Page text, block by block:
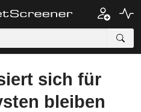
sich für
bleiben